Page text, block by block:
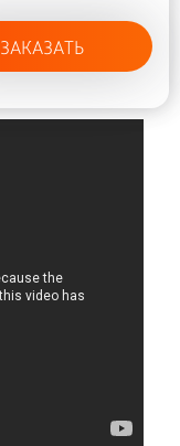
ЗАКАЗАТЬ